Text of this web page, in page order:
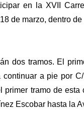
en la XVII
de marzo, dentro
dos tramos. El
a pie por
tramo de
Escobar hasta la